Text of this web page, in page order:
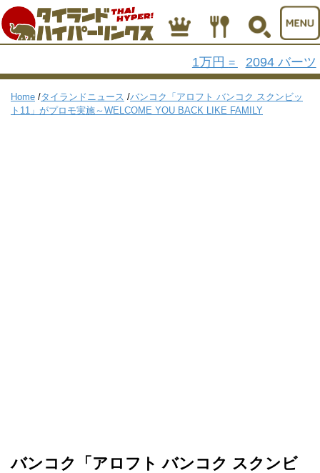
1万円 = 2094 バーツ
Home /タイランドニュース /バンコク「アロフト バンコク スクンビッ
ト11」がプロモ実施～WELCOME YOU BACK LIKE FAMILY
バンコク「アロフト バンコク スクンビ